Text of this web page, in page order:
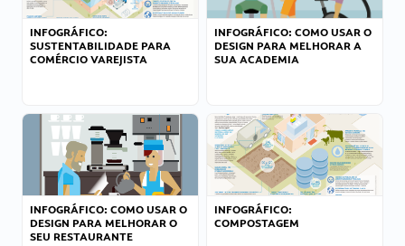
INFOGRÁFICO:
SUSTENTABILIDADE PARA
COMÉRCIO VAREJISTA
INFOGRÁFICO: COMO USAR O
DESIGN PARA MELHORAR A
SUA ACADEMIA
INFOGRÁFICO: COMO USAR O
DESIGN PARA MELHORAR O
SEU RESTAURANTE
INFOGRÁFICO:
COMPOSTAGEM